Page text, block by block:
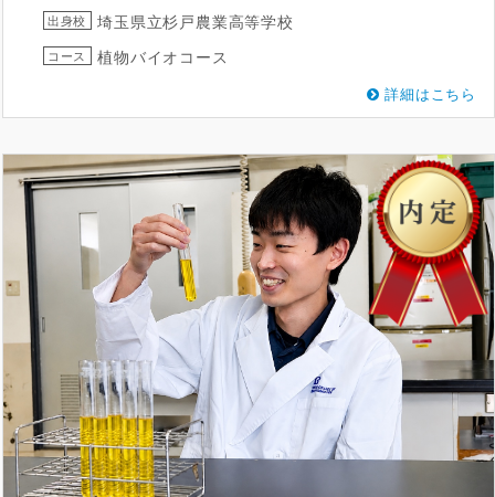
出身校 埼玉県立杉戸農業高等学校
コース 植物バイオコース
詳細はこちら